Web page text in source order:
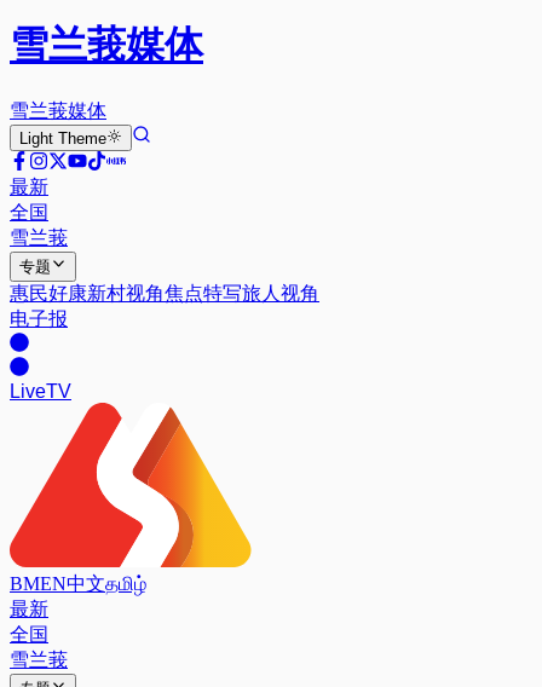
雪兰莪媒体
雪兰莪媒体
Light Theme
最新
全国
雪兰莪
专题
惠民好康新村视角焦点特写旅人视角
电子报
LiveTV
BMEN中文தமிழ்
最新
全国
雪兰莪